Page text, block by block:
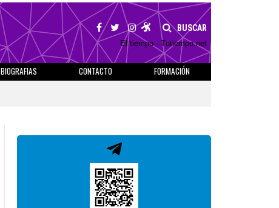
BUSCAR
El tiempo - Tutiempo.net
BIOGRAFIAS CONTACTO
FORMACIÓN